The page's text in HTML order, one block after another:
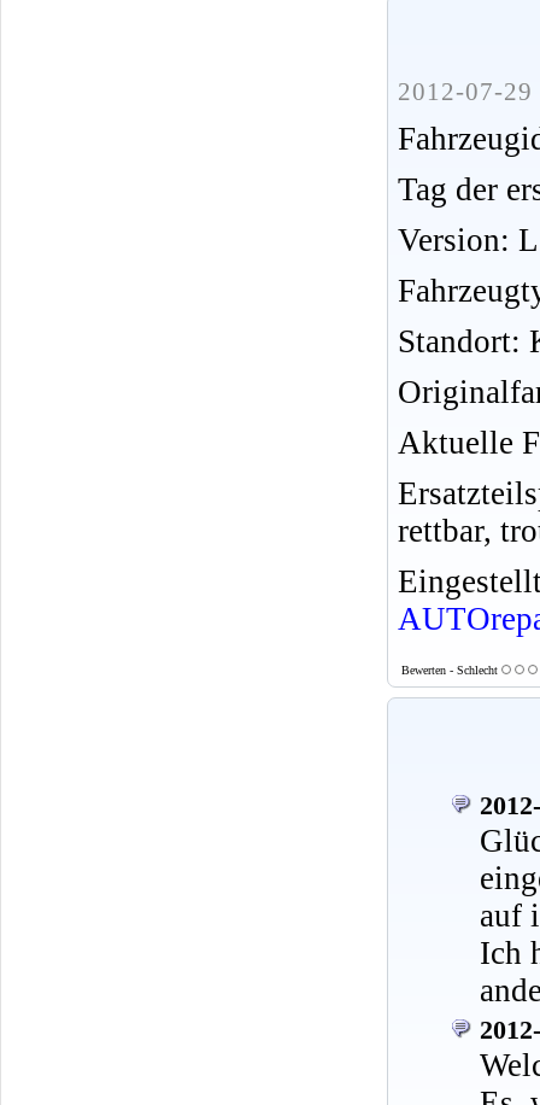
2012-07-29
Tag der
Version:
Standort:
Aktuelle
rettbar,
Bewerten - Schlecht
auf
Ich